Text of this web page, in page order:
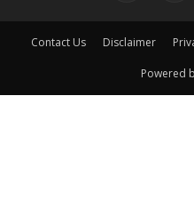
Contact Us Disclaimer
Powered